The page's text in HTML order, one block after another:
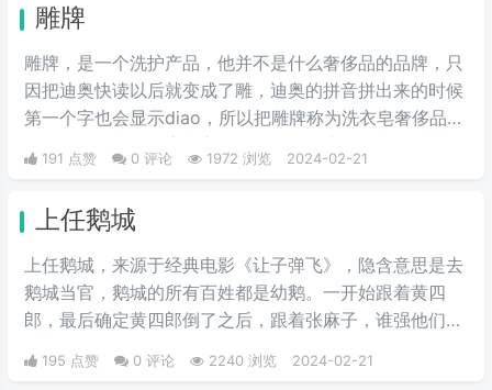
雕牌
雕牌，是一个洗护产品，他并不是什么奢侈品的品牌，只
因把迪奥快读以后就变成了雕，迪奥的拼音拼出来的时候
第一个字也会显示diao，所以把雕牌称为洗衣皂奢侈品品
牌，Dior一直是华贵和高雅的代名词，这是恶搞的叫法，
因为迪奥的拼音diao和雕相同，另外也讽刺迪奥的衣服越
191 点赞 0 评论 1972 浏览 2024-02-21
上任鹅城
上任鹅城，来‌‌‌‌‌‌‌‌‌源于经典电影《让子弹飞》，隐含意思是去
鹅城当官，鹅城的所有百姓都是幼鹅。一开始跟着黄四
郎，最后确定黄四郎倒了之后，跟着张麻子，谁强他们跟
195 点赞 0 评论 2240 浏览 2024-02-21